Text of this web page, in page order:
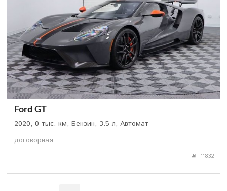
Ford GT
2020, 0 тыс. км, Бензин, 3.5 л, Автомат
договорная
11832